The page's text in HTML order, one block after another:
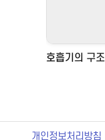
호흡기의 구조
개인정보처리방침